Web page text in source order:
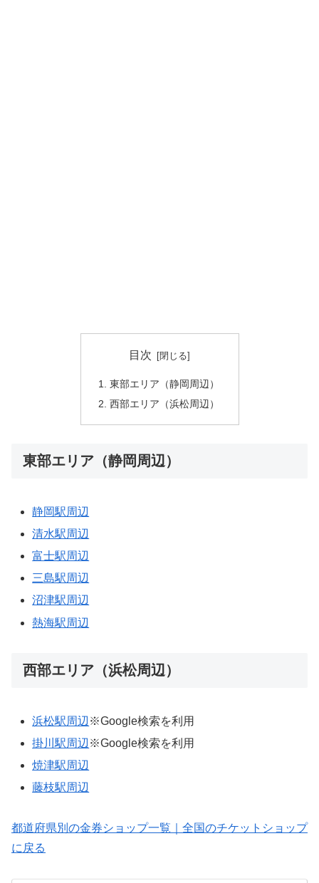
目次
東部エリア（静岡周辺）
西部エリア（浜松周辺）
東部エリア（静岡周辺）
静岡駅周辺
清水駅周辺
富士駅周辺
三島駅周辺
沼津駅周辺
熱海駅周辺
西部エリア（浜松周辺）
浜松駅周辺 ※Google検索を利用
掛川駅周辺 ※Google検索を利用
焼津駅周辺
藤枝駅周辺
都道府県別の金券ショップ一覧｜全国のチケットショップ
に戻る